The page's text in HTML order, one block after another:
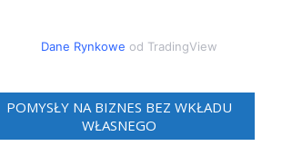
Dane Rynkowe od TradingView
POMYSŁY NA BIZNES BEZ WKŁADU
WŁASNEGO